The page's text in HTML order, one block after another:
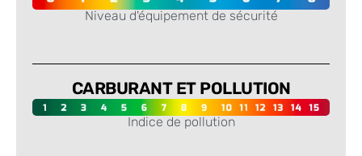
Niveau d'équipement de sécurité
CARBURANT ET POLLUTION
Indice de pollution